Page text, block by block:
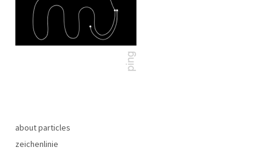
about particles
zeichenlinie